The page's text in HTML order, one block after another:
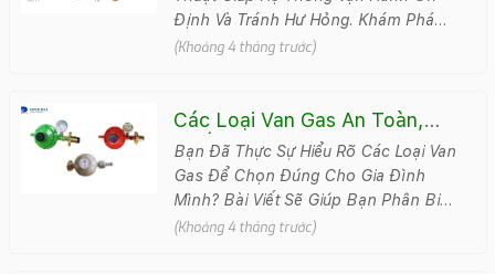
Định Và Tránh Hư Hỏng. Khám Phá
Ngay Quy Trình Đấu Nối Chi Tiết Để
(Khoảng 4 tháng trước)
Các Loại Van Gas An Toàn,
Chất Lượng Cao Được Ưa
Chuộng Nhất
Bạn Đã Thực Sự Hiểu Rõ Các Loại Van
Gas Để Chọn Đúng Cho Gia Đình
Mình? Bài Viết Sẽ Giúp Bạn Phân Biệt
Từng Loại Và Đưa Ra Giải Pháp Sử
(Khoảng 4 tháng trước)